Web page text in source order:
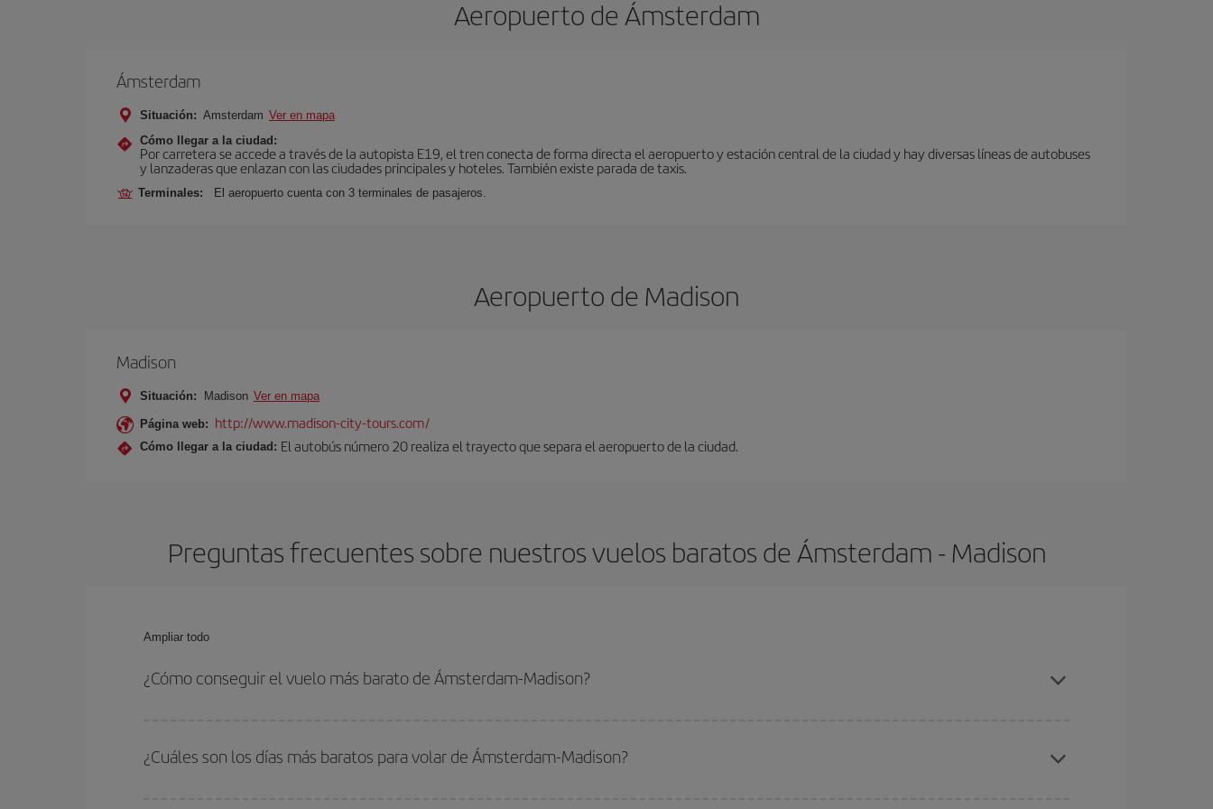
Aeropuerto de Ámsterdam
Ámsterdam
Situación: Amsterdam Ver en mapa
Cómo llegar a la ciudad:
Por carretera se accede a través de la autopista E19, el tren conecta de forma directa el aeropuerto y estación central de la ciudad y hay diversas líneas de autobuses
y lanzaderas que enlazan con las ciudades principales y hoteles. También existe parada de taxis.
Terminales: El aeropuerto cuenta con 3 terminales de pasajeros.
Aeropuerto de Madison
Madison
Situación: Madison Ver en mapa
Página web: http://www.madison-city-tours.com/
Cómo llegar a la ciudad: El autobús número 20 realiza el trayecto que separa el aeropuerto de la ciudad.
Preguntas frecuentes sobre nuestros vuelos baratos de Ámsterdam - Madison
Ampliar todo
¿Cómo conseguir el vuelo más barato de Ámsterdam-Madison?
las fechas y horarios de ida y vuelta.
¿Cuáles son los días más baratos para volar de Ámsterdam-Madison?